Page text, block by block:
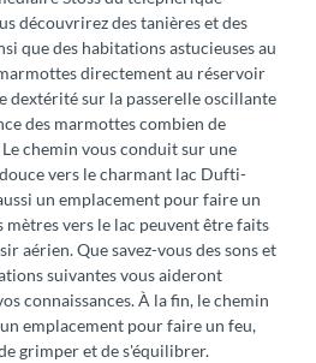
découvrirez des tanières et des
que des habitations astucieuses au
directement au réservoir
dextérité sur la passerelle oscillante
des marmottes combien de
chemin vous conduit sur une
vers le charmant lac Dufti-
un emplacement pour faire un
mètres vers le lac peuvent être faits
aérien. Que savez-vous des sons et
suivantes vous aideront
connaissances. À la fin, le chemin
emplacement pour faire un feu,
grimper et de s'équilibrer.